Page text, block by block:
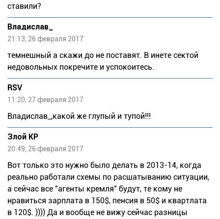
ставили?
Влaдислав_
21:13, 26 февраля 2017
темнешный а скажи до не поставят. В инете сектой
недовольных покречите и успокоитесь.
RSV
11:20, 27 февраля 2017
Влaдислав_,какой же глупый и тупой!!!
Злой КР
20:49, 26 февраля 2017
Вот только это нужно было делать в 2013-14, когда
реально работали схемы по расшатыванию ситуации,
а сейчас все "агенты кремля" будут, те кому не
нравиться зарплата в 150$, пенсия в 50$ и квартлата
в 120$. )))) Да и вообще не вижу сейчас разницы